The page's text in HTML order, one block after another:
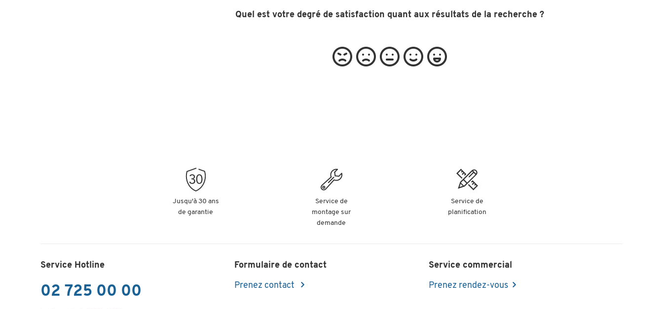
Quel est votre degré de satisfaction quant aux résultats de la recherche ?
Jusqu'à 30 ans
de garantie
Service de
montage sur
demande
Service de
planification
Service Hotline
02 725 00 00
Formulaire de contact
Prenez contact
Service commercial
Prenez rendez-vous